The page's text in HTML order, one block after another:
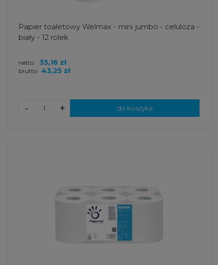
Papier toaletowy Welmax - mini jumbo - celuloza -
biały - 12 rolek
brutto: 43,25 zł
netto: 35,16 zł
+
- do koszyka